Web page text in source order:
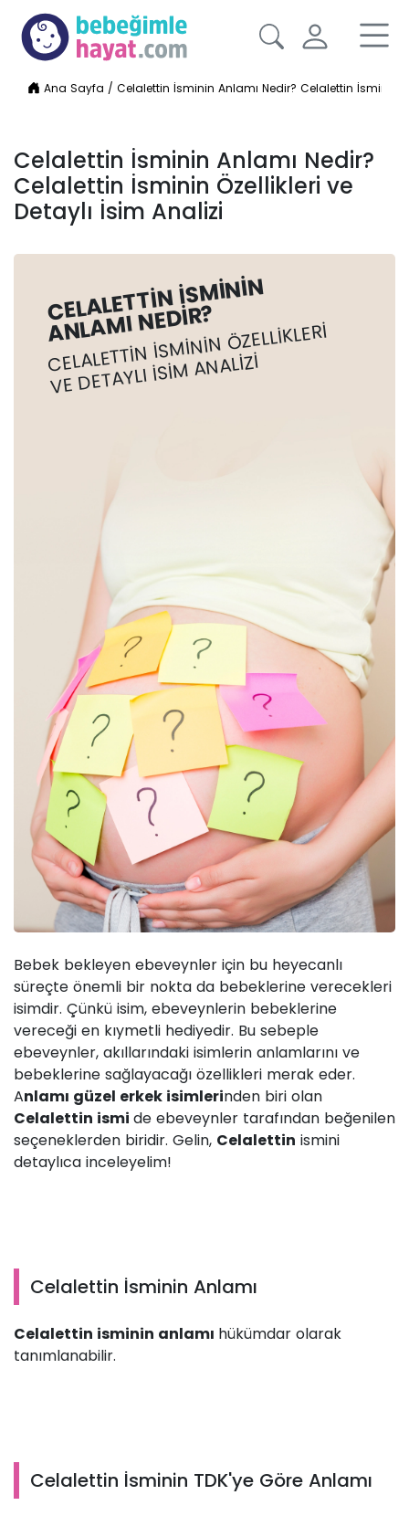
Ana Sayfa /Celalettin İsminin Anlamı Nedir? Celalettin İsminin
Celalettin İsminin Anlamı Nedir?
Celalettin İsminin Özellikleri ve
Detaylı İsim Analizi
CELALETTIN İSMININ
ANLAMI NEDIR?
CELALETTIN İSMININ ÖZELLIKLERI
VE DETAYLI İSIM ANALIZI
Bebek bekleyen ebeveynler için bu heyecanlı
süreçte önemli bir nokta da bebeklerine verecekleri
isimdir. Çünkü isim, ebeveynlerin bebeklerine
vereceği en kıymetli hediyedir. Bu sebeple
ebeveynler, akıllarındaki isimlerin anlamlarını ve
bebeklerine sağlayacağı özellikleri merak eder.
Anlamı güzel erkek isimlerinden biri olan
Celalettin ismi de ebeveynler tarafından beğenilen
seçeneklerden biridir. Gelin, Celalettin ismini
detaylıca inceleyelim!
Celalettin İsminin Anlamı
Celalettin isminin anlamı hükümdar olarak
tanımlanabilir.
Celalettin İsminin TDK'ye Göre Anlamı